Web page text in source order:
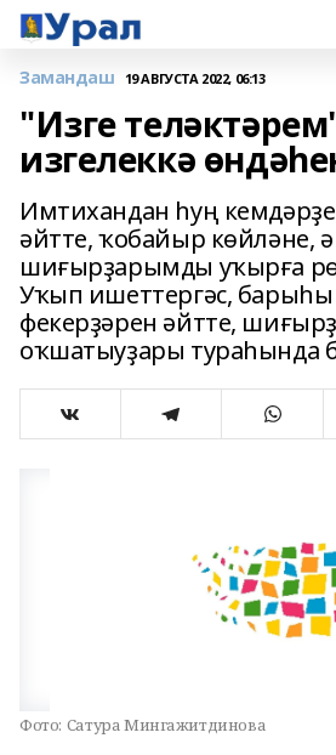
Замандаш 19 АВГУСТА 2022, 06:13
"Изге
изгелеккә
Имтихандан һуң
әйтте, ҡобайыр кѳйләне,
шиғырҙарымды уҡырға
Уҡып ишеттергәс, барыһы
фекерҙәрен әйтте,
оҡшатыуҙары тураһында
Фото: Сатура Мингажитдинова